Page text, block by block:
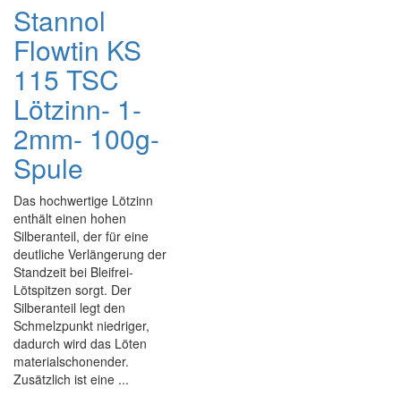
Stannol
Flowtin KS
115 TSC
Lötzinn- 1-
2mm- 100g-
Spule
Das hochwertige Lötzinn
enthält einen hohen
Silberanteil, der für eine
deutliche Verlängerung der
Standzeit bei Bleifrei-
Lötspitzen sorgt. Der
Silberanteil legt den
Schmelzpunkt niedriger,
dadurch wird das Löten
materialschonender.
Zusätzlich ist eine ...